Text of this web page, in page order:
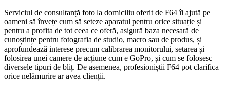
Serviciul de consultanță foto la domiciliu oferit de F64 îi ajută pe
oameni să învețe cum să seteze aparatul pentru orice situație și
pentru a profita de tot ceea ce oferă, asigură baza necesară de
cunoștințe pentru fotografia de studio, macro sau de produs, și
aprofundează interese precum calibrarea monitorului, setarea și
folosirea unei camere de acțiune cum e GoPro, și cum se folosesc
diversele tipuri de bliț. De asemenea, profesioniștii F64 pot clarifica
orice nelămurire ar avea clienții.